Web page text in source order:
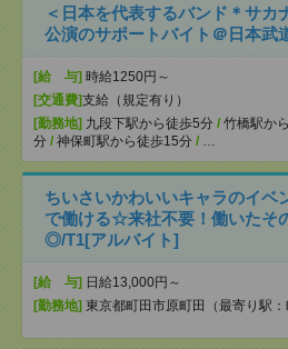
＜日本を代表するバンド＊サカ
公演のサポートバイト＠日本武
[給 与] 時給1250円～
[交通費]支給（規定有り）
[勤務地] 九段下駅から徒歩5分 / 竹橋駅か
分 / 神保町駅から徒歩15分 / …
ちいさいかわいいキャラのイベ
で働ける☆来社不要！働いたそ
◎/T1[アルバイト]
[給 与] 日給13,000円～
[勤務地] 東京都町田市原町田（最寄り駅：